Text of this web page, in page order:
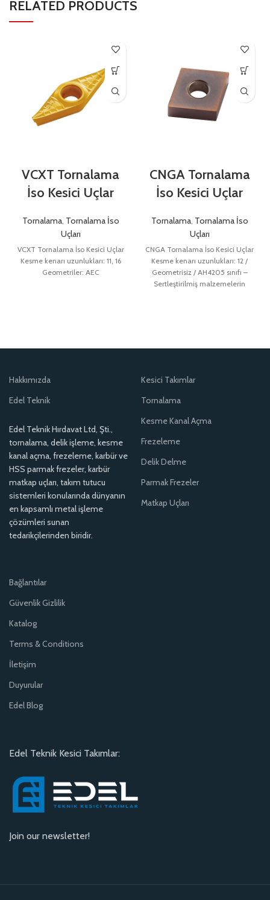
RELATED PRODUCTS
VCXT Tornalama
İso Kesici Uçlar
Tornalama, Tornalama İso
Uçları
VCXT Tornalama İso Kesici Uçlar
Kesme kenarı uzunlukları: 11, 16
Geometriler: AEC
CNGA Tornalama
İso Kesici Uçlar
Tornalama, Tornalama İso
Uçları
CNGA Tornalama İso Kesici Uçlar
Kesme kenarı uzunlukları: 12 /
Geometrisiz / AH4205 sınıfı –
Sertleştirilmiş malzemelerin
Hakkımızda
Edel Teknik
Edel Teknik Hırdavat Ltd, Şti.,
tornalama, delik işleme, kesme
kanal açma, frezeleme, karbür ve
HSS parmak frezeler, karbür
matkap uçları, takım tutucu
sistemleri konularında dünyanın
en kapsamlı metal işleme
çözümleri sunan
tedarikçilerinden biridir.
Kesici Takımlar
Tornalama
Kesme Kanal Açma
Frezeleme
Delik Delme
Parmak Frezeler
Matkap Uçları
Bağlantılar
Güvenlik Gizlilik
Katalog
Terms & Conditions
İletişim
Duyurular
Edel Blog
Edel Teknik Kesici Takımlar:
Join our newsletter!